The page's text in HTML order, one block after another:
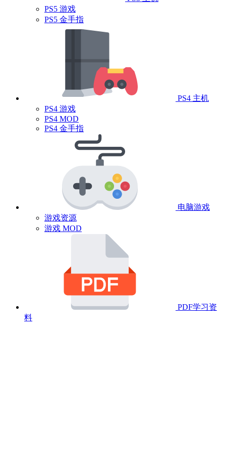
PS5 游戏
PS5 金手指
PS4 主机
PS4 游戏
PS4 MOD
PS4 金手指
电脑游戏
游戏资源
游戏 MOD
PDF学习资
料